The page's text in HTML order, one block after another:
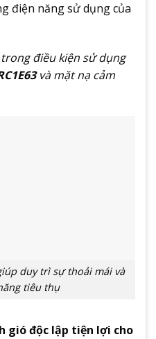
điện năng sử dụng của
điều kiện sử dụng
và mặt nạ cảm
duy trì sự thoải mái và
tiêu thụ
gió độc lập tiện lợi cho